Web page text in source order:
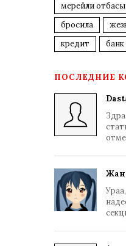
мерейли отбасы
бросила
кредит
банк
ПОСЛЕДНИЕ